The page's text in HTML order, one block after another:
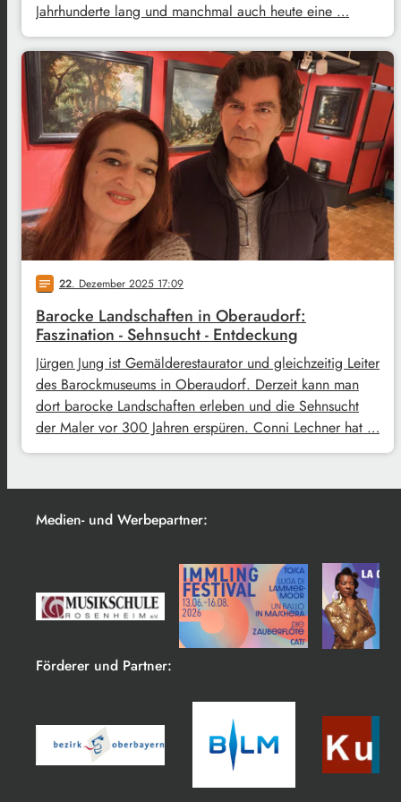
Jahrhunderte lang und manchmal auch heute eine …
notes 22. Dezember 2025 17:09
Barocke Landschaften in Oberaudorf:
Faszination - Sehnsucht - Entdeckung
Jürgen Jung ist Gemälderestaurator und gleichzeitig Leiter
des Barockmuseums in Oberaudorf. Derzeit kann man
dort barocke Landschaften erleben und die Sehnsucht
der Maler vor 300 Jahren erspüren. Conni Lechner hat …
Medien- und Werbepartner:
Förderer und Partner: